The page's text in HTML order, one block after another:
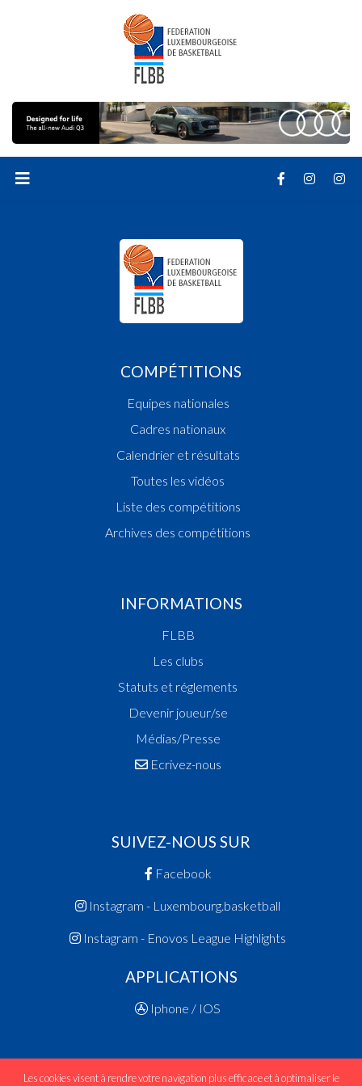
COMPÉTITIONS
Equipes nationales
Cadres nationaux
Calendrier et résultats
Toutes les vidéos
Liste des compétitions
Archives des compétitions
INFORMATIONS
FLBB
Les clubs
Statuts et réglements
Devenir joueur/se
Médias/Presse
Ecrivez-nous
SUIVEZ-NOUS SUR
Facebook
Instagram - Luxembourg.basketball
Instagram - Enovos League Highlights
APPLICATIONS
Iphone / IOS
Les cookies visent à rendre votre navigation plus efficace et à optimaliser le